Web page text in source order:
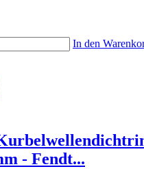
In den
- Fendt...